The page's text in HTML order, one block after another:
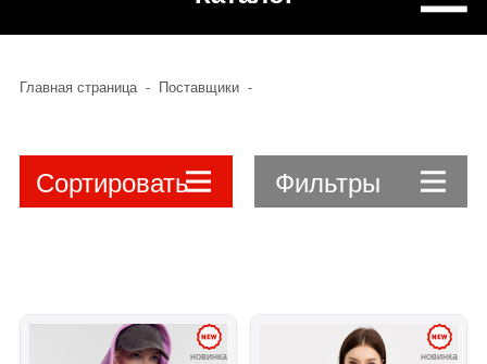
Главная страница - Поставщики -
Сортировать Фильтры
новинка новинка